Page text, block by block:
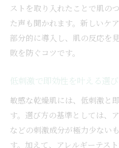
ストを取り入れたことで肌の
た声も聞かれます。新しいケ
部分的に導入し、肌の反応を
敗を防ぐコツです。
低刺激で即効性を叶える選
敏感な乾燥肌には、低刺激と
す。選び方の基準としては、
などの刺激成分が極力少ない
す。加えて、アレルギーテス